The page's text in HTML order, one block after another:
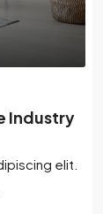
Industry
elit.